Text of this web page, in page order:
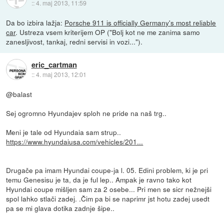
::4. maj 2013, 11:59
Da bo izbira lažja: Porsche 911 is officially Germany's most reliable
car. Ustreza vsem kriterijem OP ("Bolj kot ne me zanima samo
zanesljivost, tankaj, redni servisi in vozi...").
eric_cartman
::4. maj 2013, 12:01
@balast
Sej ogromno Hyundajev sploh ne pride na naš trg..
Meni je tale od Hyundaia sam strup..
https://www.hyundaiusa.com/vehicles/201...
Drugače pa imam Hyundai coupe-ja l. 05. Edini problem, ki je pri
temu Genesisu je ta, da je ful lep.. Ampak je ravno tako kot
Hyundai coupe mišljen sam za 2 osebe... Pri men se sicr nežnejši
spol lahko stlači zadej. .Čim pa bi se naprimr jst hotu zadej usedt
pa se mi glava dotika zadnje šipe..